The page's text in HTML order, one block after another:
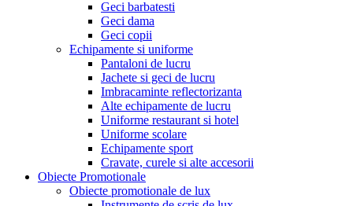
Geci barbatesti
Geci dama
Geci copii
Echipamente si uniforme
Pantaloni de lucru
Jachete si geci de lucru
Imbracaminte reflectorizanta
Alte echipamente de lucru
Uniforme restaurant si hotel
Uniforme scolare
Echipamente sport
Cravate, curele si alte accesorii
Obiecte Promotionale
Obiecte promotionale de lux